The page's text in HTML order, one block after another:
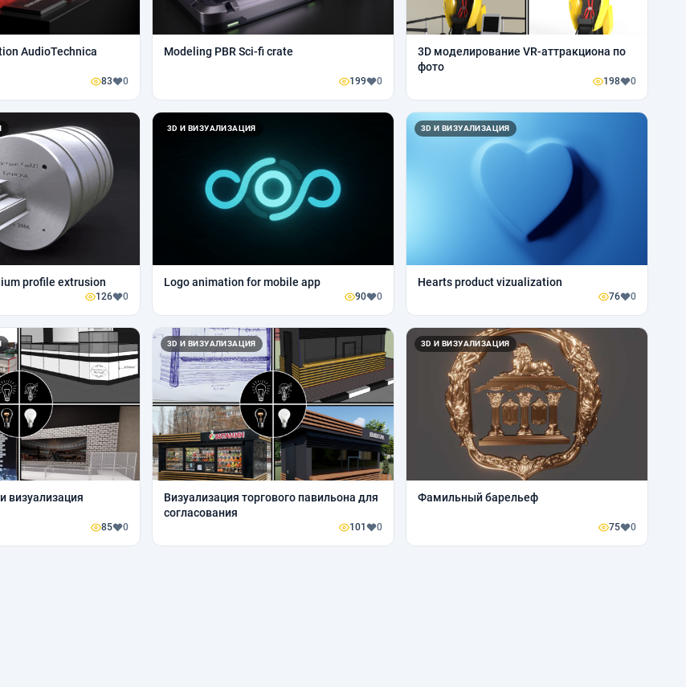
AudioTechnica
83 0
Modeling PBR Sci-fi crate
199 0
3D моделирование VR-аттракциона по
фото
198 0
profile extrusion
126 0
3D И ВИЗУАЛИЗАЦИЯ
Logo animation for mobile app
90 0
3D И ВИЗУАЛИЗАЦИЯ
Hearts product vizualization
76 0
визуализация
85 0
3D И ВИЗУАЛИЗАЦИЯ
Визуализация торгового павильона для
согласования
101 0
3D И ВИЗУАЛИЗАЦИЯ
Фамильный барельеф
75 0